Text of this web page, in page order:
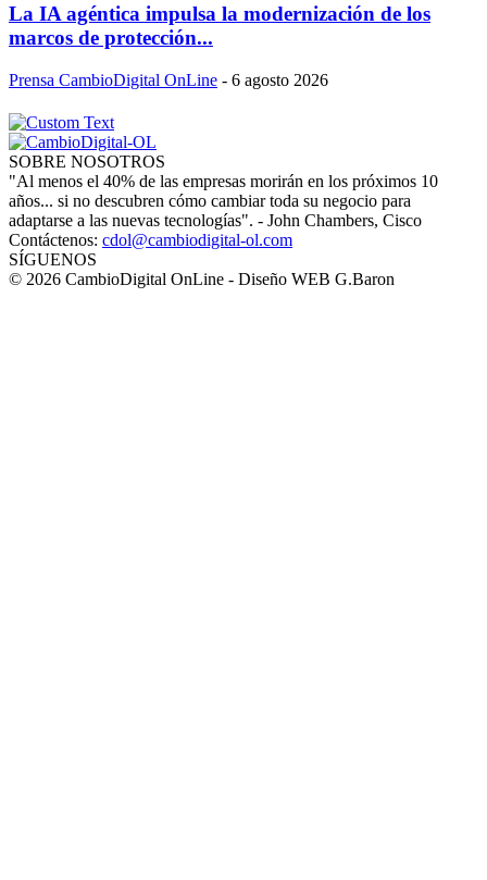
La IA agéntica impulsa la modernización de los
marcos de protección...
Prensa CambioDigital OnLine - 6 agosto 2026
SOBRE NOSOTROS
"Al menos el 40% de las empresas morirán en los próximos 10
años... si no descubren cómo cambiar toda su negocio para
adaptarse a las nuevas tecnologías". - John Chambers, Cisco
Contáctenos: cdol@cambiodigital-ol.com
SÍGUENOS
© 2026 CambioDigital OnLine - Diseño WEB G.Baron